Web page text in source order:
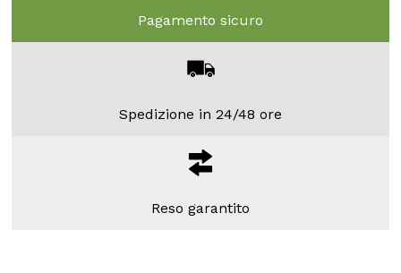
Pagamento sicuro
Spedizione in 24/48 ore
Reso garantito